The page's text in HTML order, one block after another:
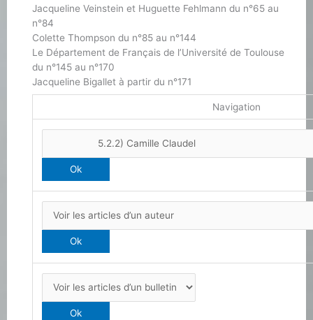
Jacqueline Veinstein et Huguette Fehlmann du n°65 au
n°84
Colette Thompson du n°85 au n°144
Le Département de Français de l’Université de Toulouse
du n°145 au n°170
Jacqueline Bigallet à partir du n°171
Navigation